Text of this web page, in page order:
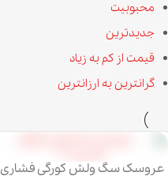
محبوبیت
جدیدترین
قیمت از کم به زیاد
گرانترین به ارزانترین
عروسک سگ ولش کورگی فشاری